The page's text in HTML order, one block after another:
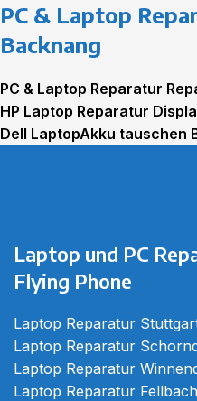
PC & Laptop
Backnang
PC & Laptop Reparatur
HP Laptop Reparatur
Dell LaptopAkku tauschen
Laptop und PC
Flying Phone
Laptop Reparatur
Laptop Reparatur
Laptop Reparatur
Laptop Reparatur Fellbach